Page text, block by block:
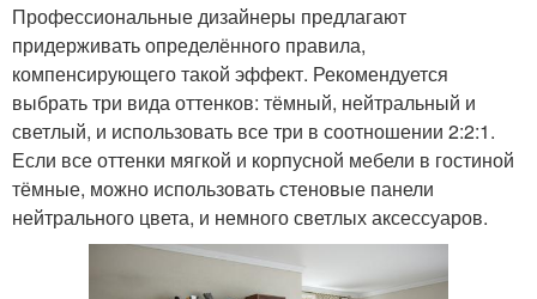
Профессиональные дизайнеры предлагают
придерживать определённого правила,
компенсирующего такой эффект. Рекомендуется
выбрать три вида оттенков: тёмный, нейтральный и
светлый, и использовать все три в соотношении 2:2:1.
Если все оттенки мягкой и корпусной мебели в гостиной
тёмные, можно использовать стеновые панели
нейтрального цвета, и немного светлых аксессуаров.